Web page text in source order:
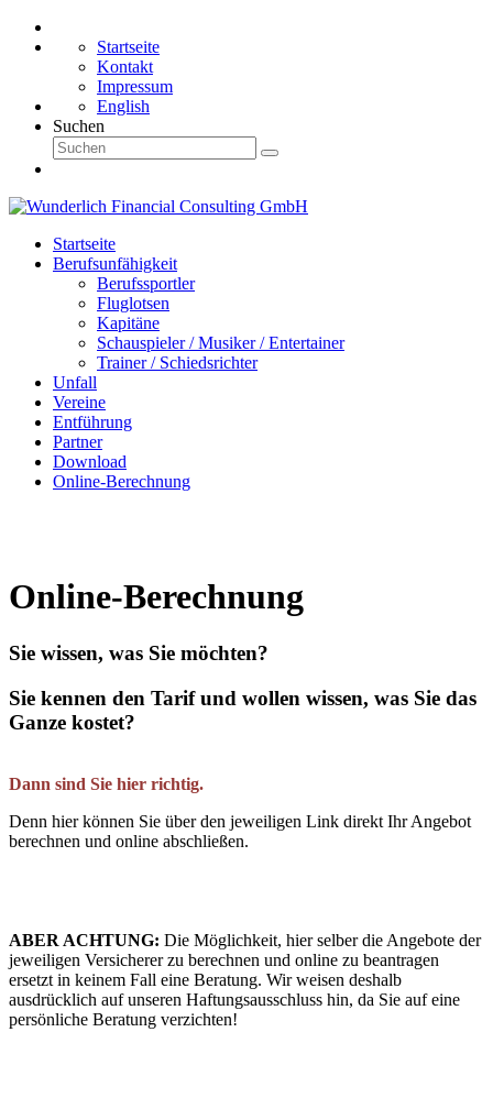
Startseite
Kontakt
Impressum
English
Suchen
Startseite
Berufsunfähigkeit
Berufssportler
Fluglotsen
Kapitäne
Schauspieler / Musiker / Entertainer
Trainer / Schiedsrichter
Unfall
Vereine
Entführung
Partner
Download
Online-Berechnung
Online-Berechnung
Sie wissen, was Sie möchten?
Sie kennen den Tarif und wollen wissen, was Sie das
Ganze kostet?
Dann sind Sie hier richtig.
Denn hier können Sie über den jeweiligen Link direkt Ihr Angebot
berechnen und online abschließen.
ABER ACHTUNG: Die Möglichkeit, hier selber die Angebote der
jeweiligen Versicherer zu berechnen und online zu beantragen
ersetzt in keinem Fall eine Beratung. Wir weisen deshalb
ausdrücklich auf unseren Haftungsausschluss hin, da Sie auf eine
persönliche Beratung verzichten!